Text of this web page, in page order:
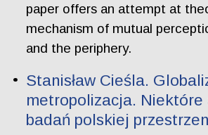
paper offers an attempt at
mechanism of mutual
and the periphery.
Stanisław Cieśla.
metropolizacja. Niektóre
badań polskiej